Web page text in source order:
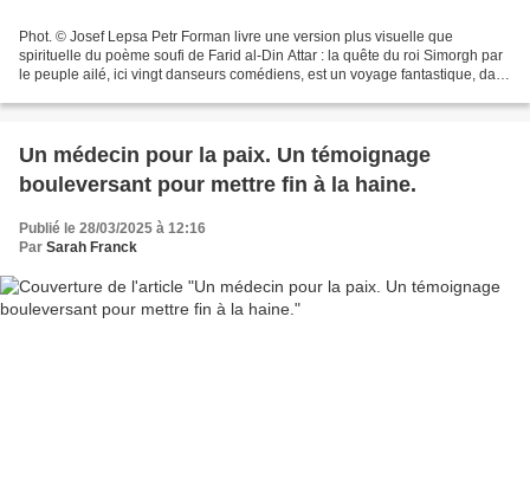
Phot. © Josef Lepsa Petr Forman livre une version plus visuelle que
spirituelle du poème soufi de Farid al-Din Attar : la quête du roi Simorgh par
le peuple ailé, ici vingt danseurs comédiens, est un voyage fantastique, dans
Un médecin pour la paix. Un témoignage
bouleversant pour mettre fin à la haine.
Publié le 28/03/2025 à 12:16
Par Sarah Franck